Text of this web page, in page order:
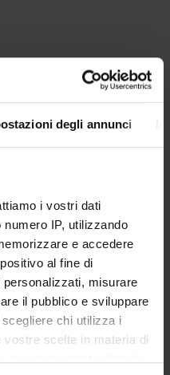
degli annunci
i vostri dati
IP, utilizzando
e accedere
al fine di
misurare
il pubblico e sviluppare
chi utilizza i
scelte in materia di
relativo
I.